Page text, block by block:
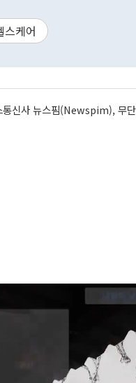
스케어
신사 뉴스핌(Newspim), 무